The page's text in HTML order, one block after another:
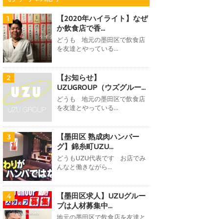
1
【2020年ハイライト】なぜ
か飲食店で香...
どうも 地元の墨田区で飲食店
を友達とやっている...
2
【お知らせ】
UZUGROUP（ウズグルー...
どうも 地元の墨田区で飲食店
を友達とやっている...
3
【墨田区 熟成肉ハンバー
グ】錦糸町UZU...
どうもUZU代表です お店でみ
んなと働きながら...
4
【墨田区求人】UZUグルー
プは人材募集中...
地元の墨田区で飲食店を友達と